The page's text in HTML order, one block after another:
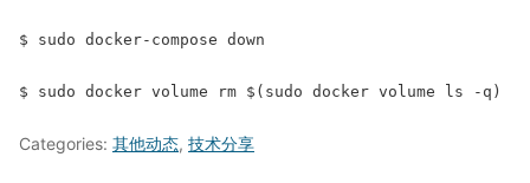
$ sudo docker-compose down
$ sudo docker volume rm $(sudo docker volume ls -q)
Categories: 其他动态, 技术分享